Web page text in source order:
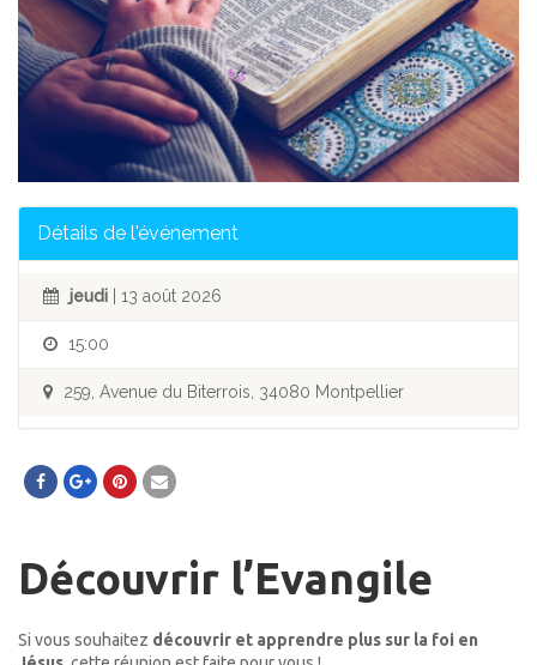
Détails de l'événement
jeudi | 13 août 2026
15:00
259, Avenue du Biterrois, 34080 Montpellier
Découvrir l’Evangile
Si vous souhaitez découvrir et apprendre plus sur la foi en